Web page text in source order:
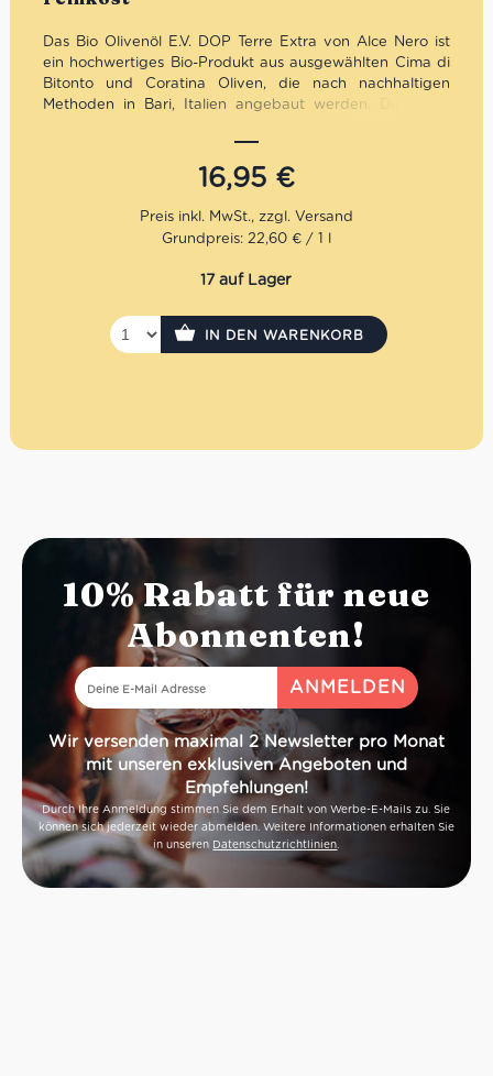
Das Bio Olivenöl E.V. DOP Terre Extra von Alce Nero ist
ein hochwertiges Bio-Produkt aus ausgewählten Cima di
Bitonto und Coratina Oliven, die nach nachhaltigen
Methoden in Bari, Italien angebaut werden. Das 100&
mittelfruchtiges Aroma mit einer Note nach frischen
Kräutern und einen leicht bitteren und scharfen
Mengenrabatt: erhalte beim Kauf von 3 nativen
Olivenölen Extra 12% Rabatt pro Artikel
16,95 €
Grundpreis: 22,60 € / 1 l
17 auf Lager
IN DEN WARENKORB
10% Rabatt für neue
Abonnenten!
Wir versenden maximal 2 Newsletter pro Monat
mit unseren exklusiven Angeboten und
Empfehlungen!
Durch Ihre Anmeldung stimmen Sie dem Erhalt von Werbe-E-Mails zu. Sie
können sich jederzeit wieder abmelden. Weitere Informationen erhalten Sie
in unseren Datenschutzrichtlinien